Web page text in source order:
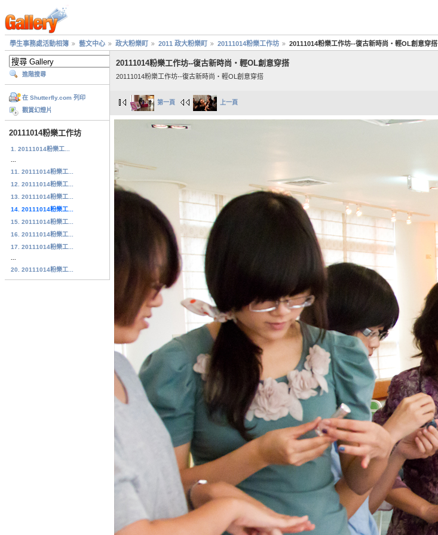
學生事務處活動相簿 藝文中心 政大粉樂町 2011 政大粉樂町 20111014粉樂工作坊 20111014粉樂工作坊--復古新時尚‧輕OL創意穿搭
進階搜尋
在 Shutterfly.com 列印
觀賞幻燈片
20111014粉樂工作坊
1. 20111014粉樂工...
11. 20111014粉樂工...
12. 20111014粉樂工...
13. 20111014粉樂工...
14. 20111014粉樂工...
15. 20111014粉樂工...
16. 20111014粉樂工...
17. 20111014粉樂工...
20. 20111014粉樂工...
20111014粉樂工作坊--復古新時尚‧輕OL創意穿搭
20111014粉樂工作坊--復古新時尚‧輕OL創意穿搭
第一頁 上一頁